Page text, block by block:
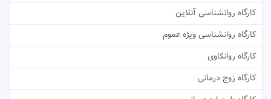
کارگاه روانشناسی آنلاین
کارگاه روانشناسی ویژه عموم
کارگاه روانکاوی
کارگاه زوج درمانی